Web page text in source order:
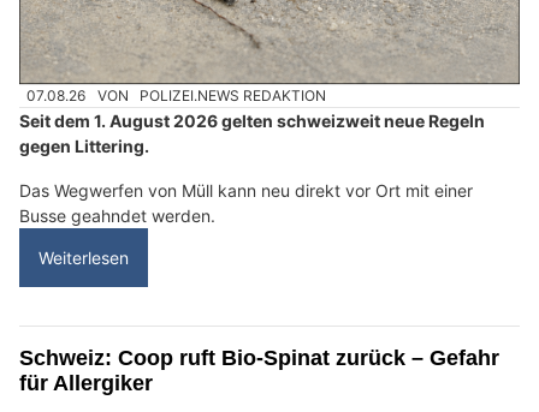
07.08.26 VON POLIZEI.NEWS REDAKTION
Seit dem 1. August 2026 gelten schweizweit neue Regeln
gegen Littering.
Das Wegwerfen von Müll kann neu direkt vor Ort mit einer
Busse geahndet werden.
Weiterlesen
Schweiz: Coop ruft Bio-Spinat zurück – Gefahr
für Allergiker